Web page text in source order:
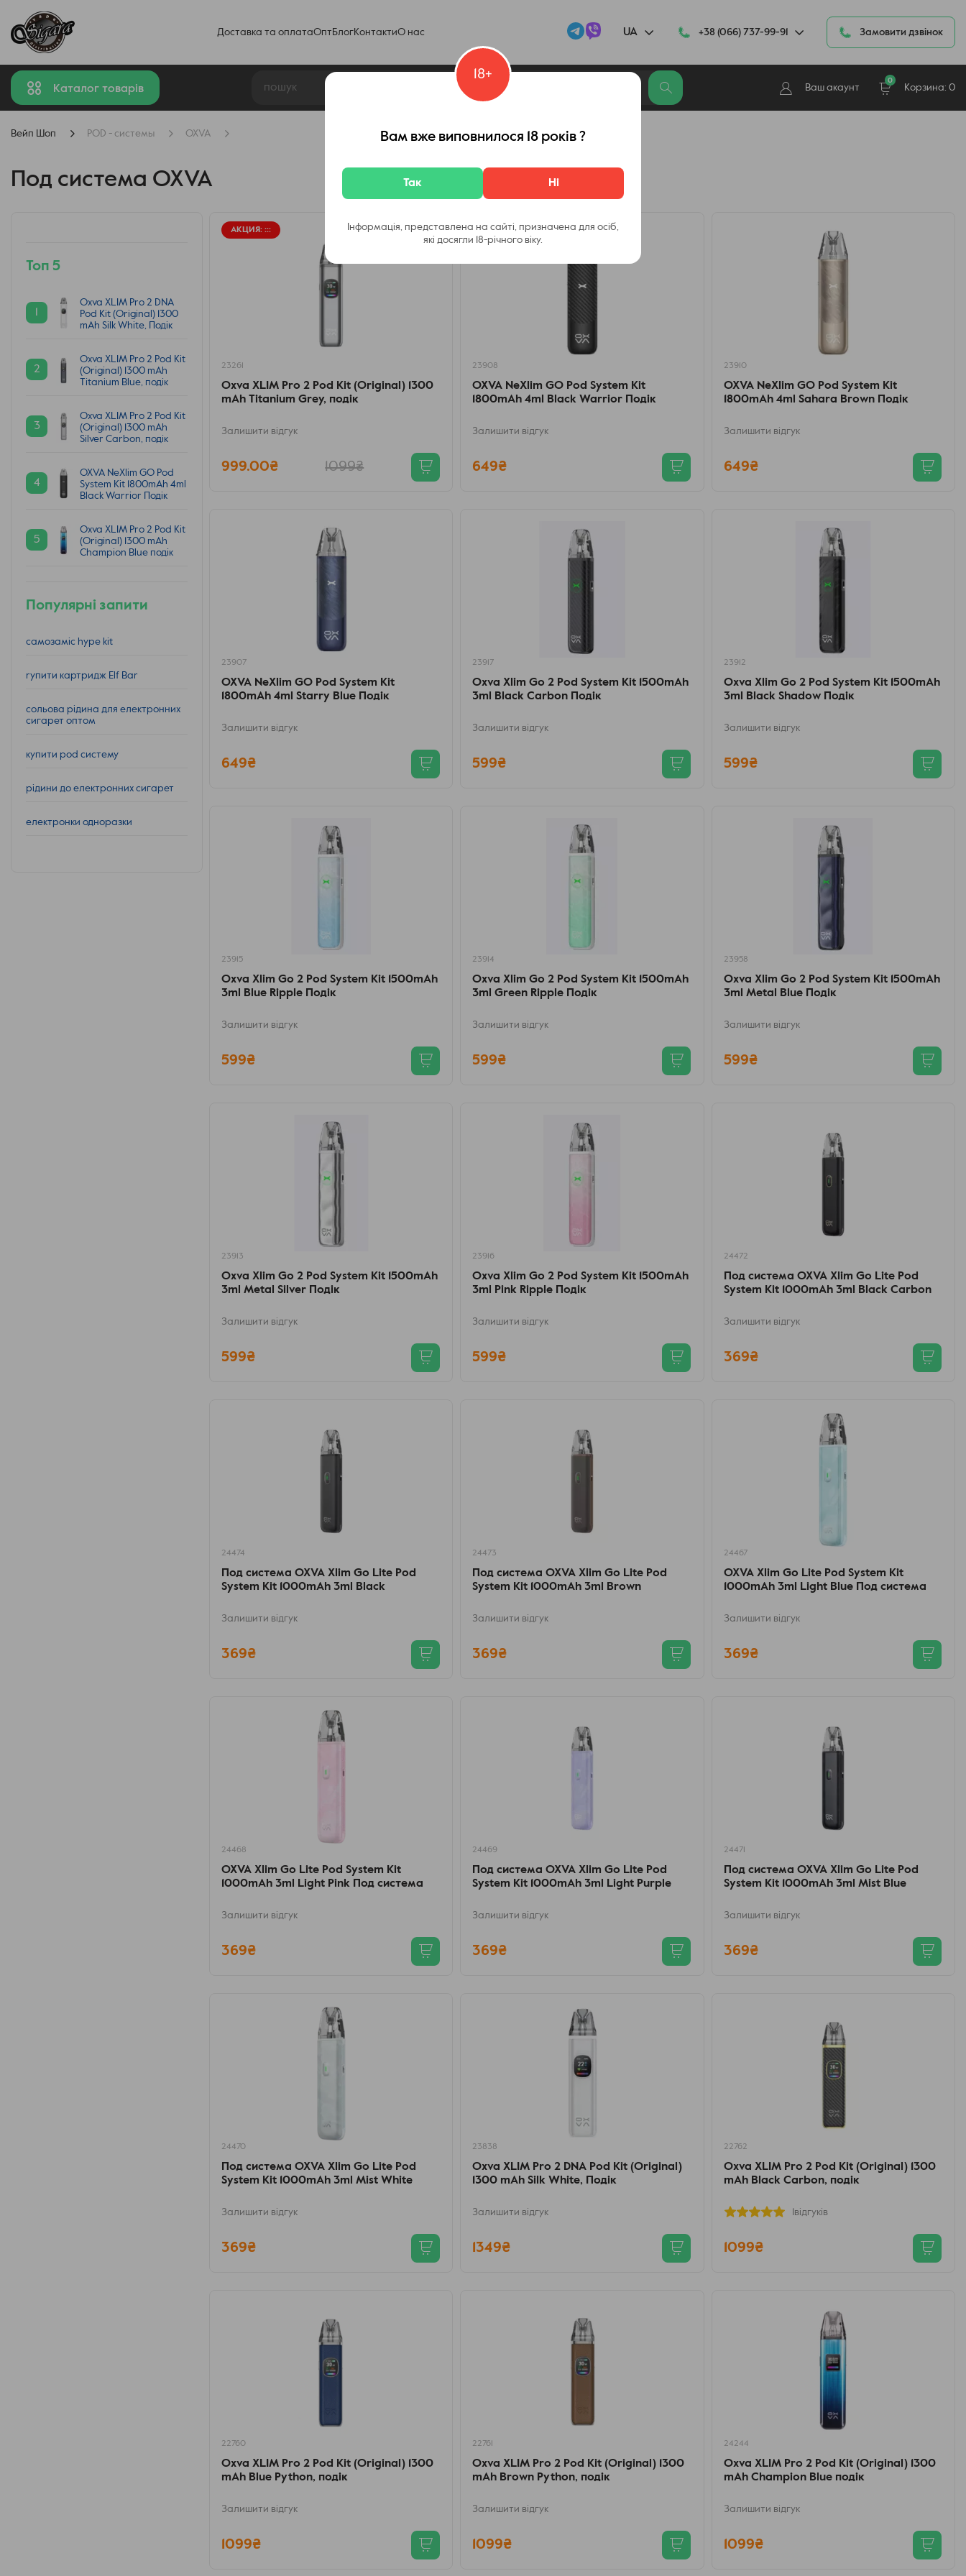
Доставка та оплатаОпт БлогКонтактиО нас UA +38 (066) 737-99-91 Замовити дзвінок
Каталог товарів Ваш акаунт
0
Корзина: 0
Вейп Шоп POD - системы OXVA
Под система OXVA
Топ 5
Oxva XLIM Pro 2 DNA
Pod Kit (Original) 1300
mAh Silk White, Подік
2
Oxva XLIM Pro 2 Pod Kit
(Original) 1300 mAh
Titanium Blue, подік
3
Oxva XLIM Pro 2 Pod Kit
(Original) 1300 mAh
Silver Carbon, подік
4
OXVA NeXlim GO Pod
System Kit 1800mAh 4ml
Black Warrior Подік
5
Oxva XLIM Pro 2 Pod Kit
(Original) 1300 mAh
Champion Blue подік
Популярні запити
самозаміс hype kit
rупити картридж Elf Bar
сольова рідина для електронних
сигарет оптом
купити pod систему
рідини до електронних сигарет
електронки одноразки
АКЦИЯ: :::
23261
Oxva XLIM Pro 2 Pod Kit (Original) 1300
mAh Titanium Grey, подік
Залишити відгук
999.00₴ 1099₴
23908
OXVA NeXlim GO Pod System Kit
1800mAh 4ml Black Warrior Подік
Залишити відгук
649₴
23910
OXVA NeXlim GO Pod System Kit
1800mAh 4ml Sahara Brown Подік
Залишити відгук
649₴
23907
OXVA NeXlim GO Pod System Kit
1800mAh 4ml Starry Blue Подік
Залишити відгук
649₴
23917
Oxva Xlim Go 2 Pod System Kit 1500mAh
3ml Black Carbon Подік
Залишити відгук
599₴
23912
Oxva Xlim Go 2 Pod System Kit 1500mAh
3ml Black Shadow Подік
Залишити відгук
599₴
23915
Oxva Xlim Go 2 Pod System Kit 1500mAh
3ml Blue Ripple Подік
Залишити відгук
599₴
23914
Oxva Xlim Go 2 Pod System Kit 1500mAh
3ml Green Ripple Подік
Залишити відгук
599₴
23958
Oxva Xlim Go 2 Pod System Kit 1500mAh
3ml Metal Blue Подік
Залишити відгук
599₴
23913
Oxva Xlim Go 2 Pod System Kit 1500mAh
3ml Metal Silver Подік
Залишити відгук
599₴
23916
Oxva Xlim Go 2 Pod System Kit 1500mAh
3ml Pink Ripple Подік
Залишити відгук
599₴
24472
Под система OXVA Xlim Go Lite Pod
System Kit 1000mAh 3ml Black Carbon
Залишити відгук
369₴
24474
Под система OXVA Xlim Go Lite Pod
System Kit 1000mAh 3ml Black
Залишити відгук
369₴
24473
Под система OXVA Xlim Go Lite Pod
System Kit 1000mAh 3ml Brown
Залишити відгук
369₴
24467
OXVA Xlim Go Lite Pod System Kit
1000mAh 3ml Light Blue Под система
Залишити відгук
369₴
24468
OXVA Xlim Go Lite Pod System Kit
1000mAh 3ml Light Pink Под система
Залишити відгук
369₴
24469
Под система OXVA Xlim Go Lite Pod
System Kit 1000mAh 3ml Light Purple
Залишити відгук
369₴
24471
Под система OXVA Xlim Go Lite Pod
System Kit 1000mAh 3ml Mist Blue
Залишити відгук
369₴
24470
Под система OXVA Xlim Go Lite Pod
System Kit 1000mAh 3ml Mist White
Залишити відгук
369₴
23838
Oxva XLIM Pro 2 DNA Pod Kit (Original)
1300 mAh Silk White, Подік
Залишити відгук
1349₴
22762
Oxva XLIM Pro 2 Pod Kit (Original) 1300
mAh Black Carbon, подік
1відгуків
1099₴
22760
Oxva XLIM Pro 2 Pod Kit (Original) 1300
mAh Blue Python, подік
Залишити відгук
1099₴
22761
Oxva XLIM Pro 2 Pod Kit (Original) 1300
mAh Brown Python, подік
Залишити відгук
1099₴
24244
Oxva XLIM Pro 2 Pod Kit (Original) 1300
mAh Champion Blue подік
Залишити відгук
1099₴
18+
Вам вже виповнилося 18 років ?
Так Ні
Інформація, представлена на сайті, призначена для осіб,
які досягли 18-річного віку.